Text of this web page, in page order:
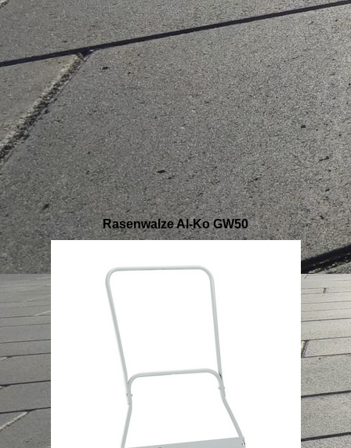
Rasenwalze Al-Ko GW50